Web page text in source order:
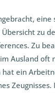
zu
Zu
Ausland
ein